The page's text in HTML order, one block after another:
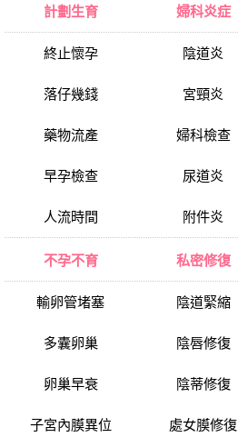
計劃生育
終止懷孕
落仔幾錢
藥物流產
早孕檢查
人流時間
婦科炎症
陰道炎
宮頸炎
婦科檢查
尿道炎
附件炎
不孕不育
輸卵管堵塞
多囊卵巢
卵巢早衰
子宮內膜異位
私密修復
陰道緊縮
陰唇修復
陰蒂修復
處女膜修復